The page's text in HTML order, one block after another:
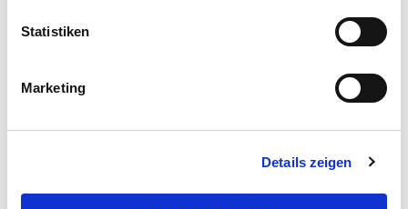
Statistiken
Marketing
Details zeigen
Mörtelwanne eckig 90 Liter